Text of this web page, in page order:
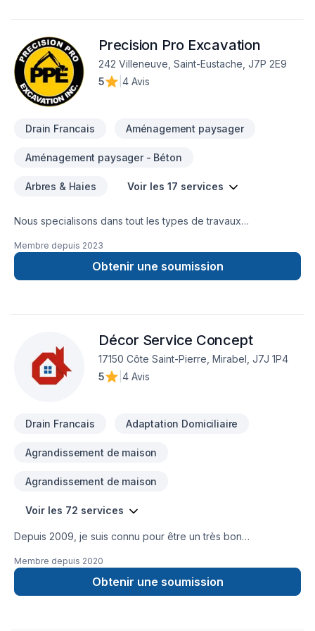
découvrez comment nous pouvons répondre à vos besoins
de façon professionnelle et durable.
Precision Pro Excavation
242 Villeneuve, Saint-Eustache, J7P 2E9
5
4 Avis
Drain Francais Aménagement paysager
Aménagement paysager - Béton
Arbres & Haies Voir les 17 services
Nous specialisons dans tout les types de travaux
est pave uni est tout d'amenagement paysager
Membre depuis 2023
Obtenir une soumission
Décor Service Concept
17150 Côte Saint-Pierre, Mirabel, J7J 1P4
5
4 Avis
Drain Francais Adaptation Domiciliaire
Agrandissement de maison
Agrandissement de maison
Voir les 72 services
Depuis 2009, je suis connu pour être un très bon
de très bonnes réferences. Je fournis à mes clients un large
éventail de services pour tous leurs besoins en rénovation et
réparation ou bien simplement une construction. Que vous
Membre depuis 2020
Obtenir une soumission